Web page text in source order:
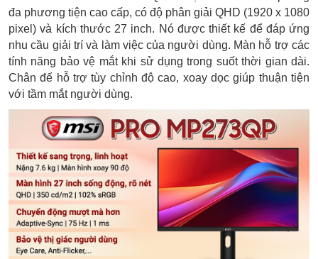
đa phương tiện cao cấp, có độ phân giải QHD (1920 x 1080
pixel) và kích thước 27 inch. Nó được thiết kế để đáp ứng
nhu cầu giải trí và làm việc của người dùng. Màn hỗ trợ các
tính năng bảo vệ mắt khi sử dụng trong suốt thời gian dài.
Chân đế hỗ trợ tùy chỉnh độ cao, xoay dọc giúp thuận tiện
với tầm mắt người dùng.